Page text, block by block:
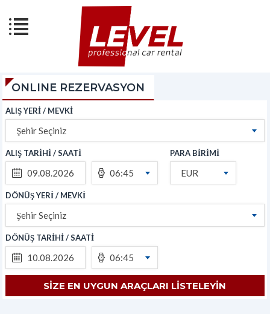
ONLINE REZERVASYON
ALIŞ YERİ / MEVKİ
Şehir Seçiniz
ALIŞ TARİHİ / SAATİ
06:45
PARA BİRİMİ
EUR
DÖNÜŞ YERİ / MEVKİ
Şehir Seçiniz
DÖNÜŞ TARİHİ / SAATİ
06:45